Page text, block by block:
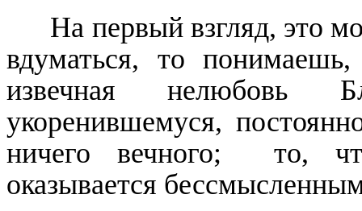
На первый взгляд, это
вдуматься, то
извечная нелюбовь
укоренившемуся,
ничего вечного;
то,
оказывается